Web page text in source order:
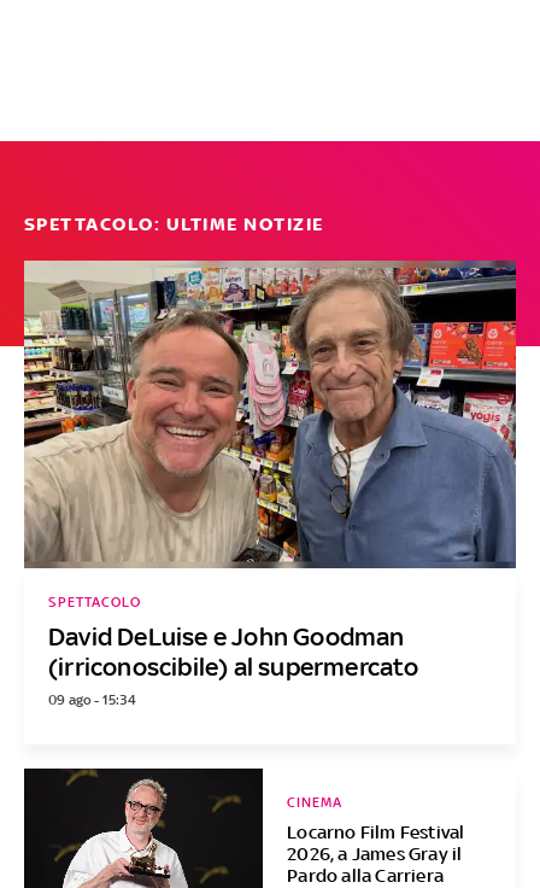
SPETTACOLO: ULTIME NOTIZIE
David DeLuise e John Goodman
(irriconoscibile) al supermercato
SPETTACOLO
09 ago - 15:34
Locarno Film Festival
2026, a James Gray il
Pardo alla Carriera
CINEMA